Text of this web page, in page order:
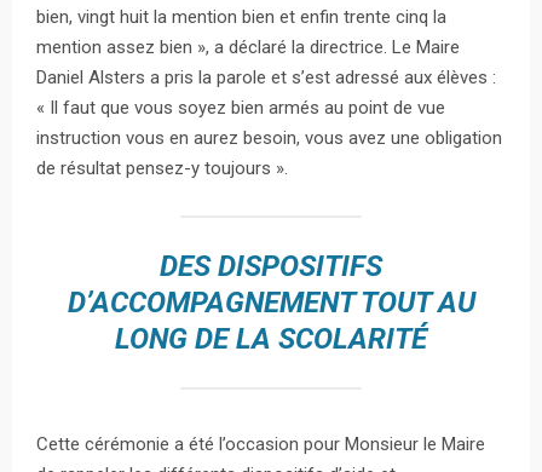
bien, vingt huit la mention bien et enfin trente cinq la
mention assez bien », a déclaré la directrice. Le Maire
Daniel Alsters a pris la parole et s’est adressé aux élèves :
« Il faut que vous soyez bien armés au point de vue
instruction vous en aurez besoin, vous avez une obligation
de résultat pensez-y toujours ».
DES DISPOSITIFS
D’ACCOMPAGNEMENT TOUT AU
LONG DE LA SCOLARITÉ
Cette cérémonie a été l’occasion pour Monsieur le Maire